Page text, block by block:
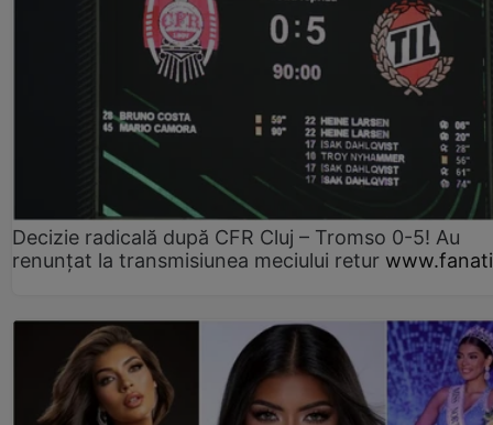
Decizie radicală după CFR Cluj – Tromso 0-5! Au
renunțat la transmisiunea meciului retur